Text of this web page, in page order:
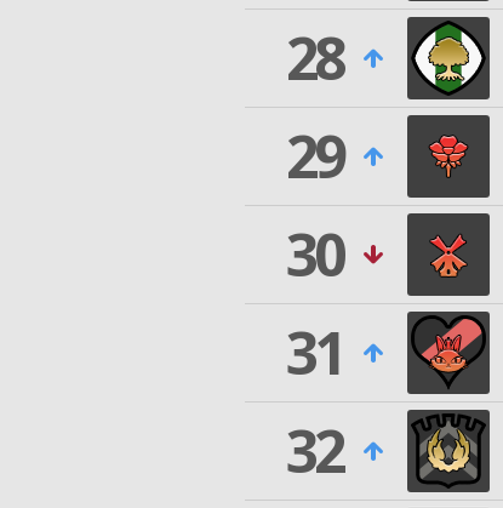
28
29
30
31
32